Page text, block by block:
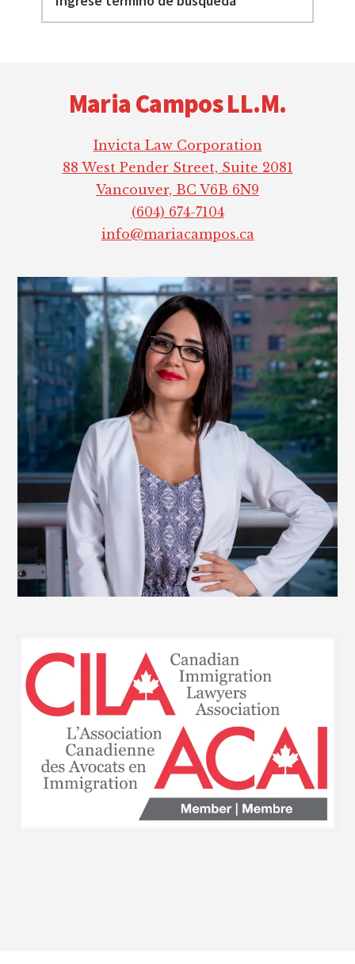
término
Maria Campos LL.M.
Invicta Law Corporation
88 West Pender Street, Suite 2081
Vancouver, BC V6B 6N9
(604) 674-7104
info@mariacampos.ca